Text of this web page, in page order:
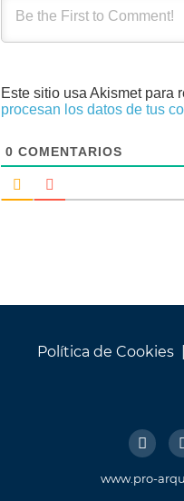
Este sitio usa Akismet para
procesan los datos de tus
0 COMENTARIOS
Política de Cookies
www.pro-